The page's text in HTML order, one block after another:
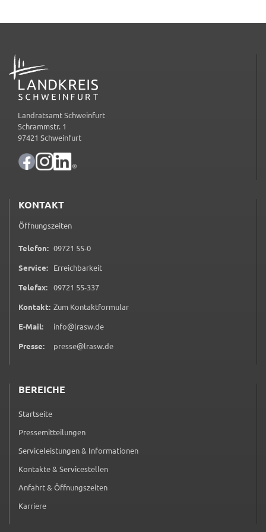
ADRESSE
Landratsamt Schweinfurt
Schrammstr. 1
97421 Schweinfurt
KONTAKT
Öffnungszeiten
Telefon: 09721 55-00 9 7 2 1 5 5 0
Service: Erreichbarkeit
Telefax: 09721 55-3370 9 7 2 1 5 5 3 3 7
Kontakt: Zum Kontaktformular(öffnet in neuem Tab)
E-Mail:
info@lrasw.de
Presse:
presse@lrasw.de
BEREICHE
Startseite
Pressemitteilungen
Serviceleistungen & Informationen
Kontakte & Servicestellen
Anfahrt & Öffnungszeiten
Karriere
_pk_id
Name:
_pk_id
Landratsamt Schweinfurt
Besucher die Website nutzt.
Cookie Laufzeit:
2 Stunden
Name:
Landratsamt Schweinfurt
Kurzzeitiges Cookie, um vorübergehende Daten des
Cookie Laufzeit:
Session